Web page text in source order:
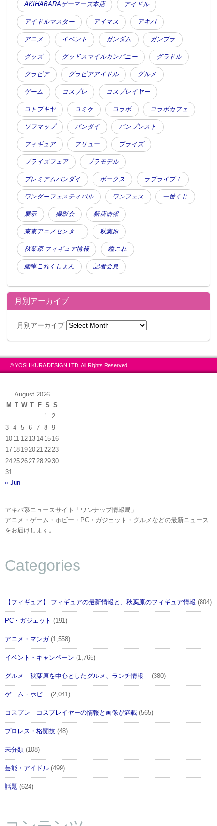
AKIHABARAゲーマーズ本店 アイドル
アイドルマスター アイマス アキバ
アニメ イベント ガンダム ガンプラ
グッズ グッドスマイルカンパニー グラドル
グラビア グラビアアイドル グルメ
ゲーム コスプレ コスプレイヤー
コトブキヤ コミケ コラボ コラボカフェ
ソフマップ バンダイ バンプレスト
フィギュア フリュー プライズ
プライズフェア プラモデル
プレミアムバンダイ ボークス ラブライブ！
ワンダーフェスティバル ワンフェス 一番くじ
展示 撮影会 新店情報
東京アニメセンター 秋葉原
秋葉原 フィギュア情報 艦これ
艦隊これくしょん 記者会見
月別アーカイブ
月別アーカイブ
© YOSHIKURA DESIGN,LTD. All Rights Reserved.
August 2026
M T W T F S S
1
2
3
4 5 6 7 8
9
10 11 12 13 14 15 16
17 18 19 20 21 22 23
24 25 26 27 28 2930
31
« Jun
アキバ系ニュースサイト「ワンナップ情報局」
アニメ・ゲーム・ホビー・PC・ガジェット・グルメなどの最新ニュース
をお届けします。
Categories
【フィギュア】 フィギュアの最新情報と、秋葉原のフィギュア情報 (804)
PC・ガジェット (191)
アニメ・マンガ(1,558)
イベント・キャンペーン (1,765)
グルメ 秋葉原を中心としたグルメ、ランチ情報 (380)
ゲーム・ホビー (2,041)
コスプレ｜コスプレイヤーの情報と画像が満載 (565)
プロレス・格闘技 (48)
未分類 (108)
芸能・アイドル (499)
話題 (624)